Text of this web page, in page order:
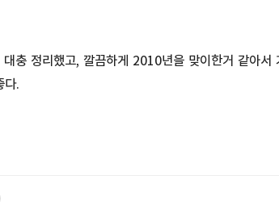
충 정리했고, 깔끔하게 2010년을 맞이한거 같아서
다.